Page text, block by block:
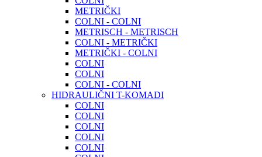
METRIČKI
COLNI - COLNI
METRISCH - METRISCH
COLNI - METRIČKI
METRIČKI - COLNI
COLNI
COLNI
COLNI - COLNI
HIDRAULIČNI T-KOMADI
COLNI
COLNI
COLNI
COLNI
COLNI